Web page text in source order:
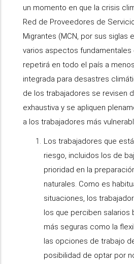
un momento en que la crisis
Red de Proveedores de
Migrantes (MCN, por sus siglas
varios aspectos
repetirá en todo el país a
integrada para desastres
de los trabajadores se revisen
exhaustiva y se apliquen
a los trabajadores más
Los trabajadores que
riesgo, incluidos los de
prioridad en la
naturales. Como es
situaciones, los
los que perciben salarios
más seguras como la
las opciones de trabajo
posibilidad de optar por